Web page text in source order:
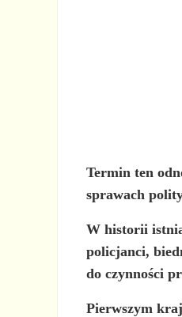
Termin ten
sprawach
W historii
policjanci,
do czynności
Pierwszym